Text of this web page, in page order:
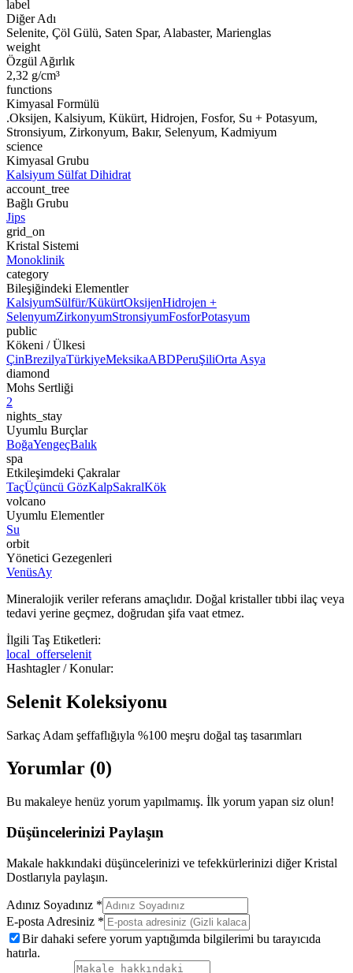
label
Diğer Adı
Selenite, Çöl Gülü, Saten Spar, Alabaster, Marienglas
weight
Özgül Ağırlık
2,32 g/cm³
functions
Kimyasal Formülü
.Oksijen, Kalsiyum, Kükürt, Hidrojen, Fosfor, Su + Potasyum,
Stronsiyum, Zirkonyum, Bakır, Selenyum, Kadmiyum
science
Kimyasal Grubu
Kalsiyum Sülfat Dihidrat
account_tree
Bağlı Grubu
Jips
grid_on
Kristal Sistemi
Monoklinik
category
Bileşiğindeki Elementler
KalsiyumSülfür/KükürtOksijenHidrojen +
SelenyumZirkonyumStronsiyumFosforPotasyum
public
Kökeni / Ülkesi
ÇinBrezilyaTürkiyeMeksikaABDPeruŞiliOrta Asya
diamond
Mohs Sertliği
2
nights_stay
Uyumlu Burçlar
BoğaYengeçBalık
spa
Etkileşimdeki Çakralar
TaçÜçüncü GözKalpSakralKök
volcano
Uyumlu Elementler
Su
orbit
Yönetici Gezegenleri
VenüsAy
Mineralojik veriler referans amaçlıdır. Doğal kristaller tıbbi ilaç veya
tedavi yerine geçmez, doğrudan şifa vaat etmez.
İlgili Taş Etiketleri:
local_offerselenit
Hashtagler / Konular:
Selenit Koleksiyonu
Sarkaç Adam şeffaflığıyla %100 meşru doğal taş tasarımları
Yorumlar (0)
Bu makaleye henüz yorum yapılmamış. İlk yorum yapan siz olun!
Düşüncelerinizi Paylaşın
Makale hakkındaki düşüncelerinizi ve tefekkürlerinizi diğer Kristal
Dostlarıyla paylaşın.
Adınız Soyadınız *
E-posta Adresiniz *
Bir dahaki sefere yorum yaptığımda bilgilerimi bu tarayıcıda
hatırla.